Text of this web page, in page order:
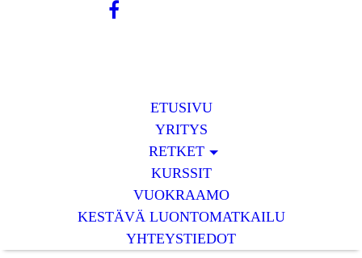
ETUSIVU
YRITYS
RETKET
KURSSIT
VUOKRAAMO
KESTÄVÄ LUONTOMATKAILU
YHTEYSTIEDOT